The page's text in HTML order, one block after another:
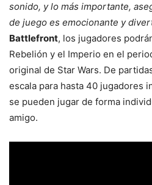
sonido, y lo más importante,
de juego es emocionante y
Battlefront, los jugadores
Rebelión y el Imperio en el
original de Star Wars. De
escala para hasta 40 jugadores
se pueden jugar de forma
amigo.